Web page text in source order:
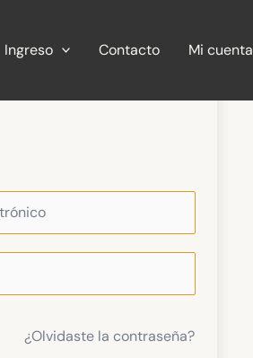
Ingreso Contacto Mi cuenta
¿Olvidaste la contraseña?